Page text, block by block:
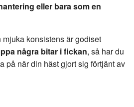
eller bara som en
mjuka konsistens är godiset
några bitar i fickan, så har du
på när din häst gjort sig förtjänt av